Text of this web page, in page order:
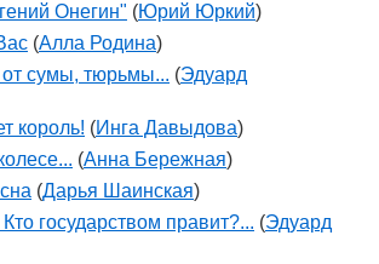
Онегин" (Юрий Юркий)
(Алла Родина)
от сумы, тюрьмы... (Эдуард
король! (Инга Давыдова)
(Анна Бережная)
(Дарья Шаинская)
государством правит?... (Эдуард